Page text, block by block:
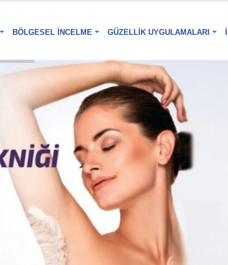
BÖLGESEL İNCELME GÜZELLIK UYGULAMALARI